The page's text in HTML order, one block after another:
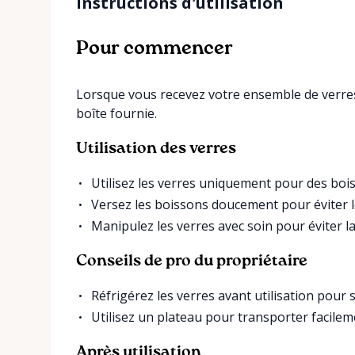
Pour commencer
Lorsque vous recevez votre ensemble de
boîte fournie.
Utilisation des verres
Utilisez les verres uniquement pour des
Versez les boissons doucement pour éviter
Manipulez les verres avec soin pour éviter
Conseils de pro du propriétaire
Réfrigérez les verres avant utilisation pour
Utilisez un plateau pour transporter